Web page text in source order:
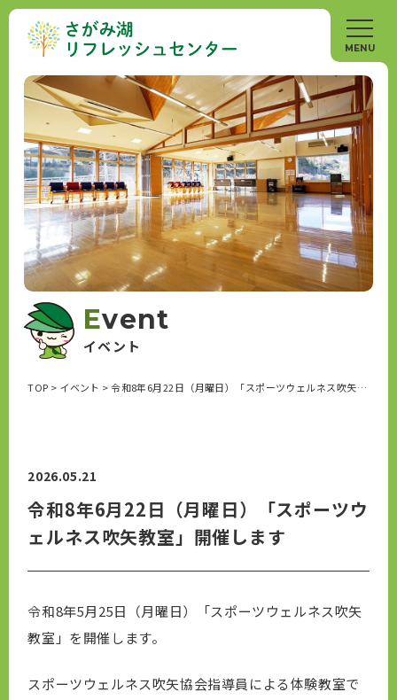
Event
イベント
TOP > イベント >令和8年6月22日（月曜日）「スポーツウェルネス吹矢教室」開催します
2026.05.21
令和8年6月22日（月曜日）「スポーツウ
ェルネス吹矢教室」開催します
令和8年5月25日（月曜日）「スポーツウェルネス吹矢
教室」を開催します。
スポーツウェルネス吹矢協会指導員による体験教室で